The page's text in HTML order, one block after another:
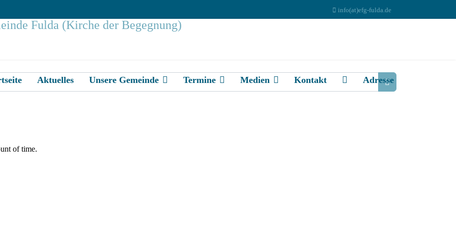
info(at)efg-fulda.de
Aktuelles Unsere Gemeinde Termine Medien Kontakt Adresse